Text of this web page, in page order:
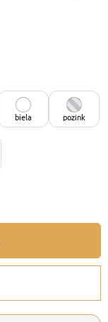
biela pozink